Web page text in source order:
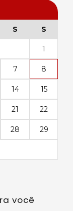
S S
1
7 8
14 15
21 22
28 29
você